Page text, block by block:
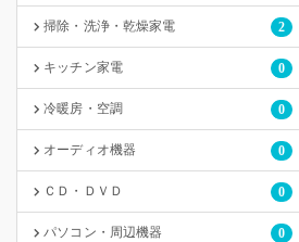
掃除・洗浄・乾燥家電 2
キッチン家電 0
冷暖房・空調 0
オーディオ機器 0
ＣＤ・ＤＶＤ 0
パソコン・周辺機器 0